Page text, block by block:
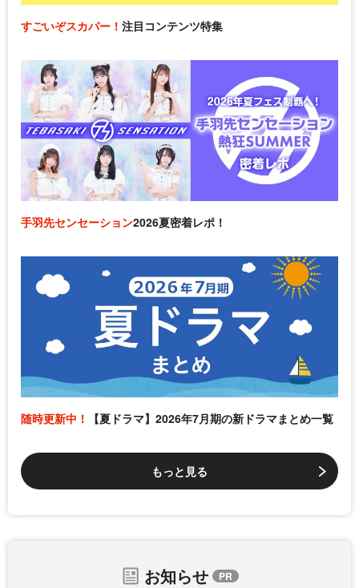
すごいぞスカパー！ 注目コンテンツ特集
手羽先センセーション2026夏密着レポ！
随時更新中！ 【夏ドラマ】2026年7月期の新ドラマまとめ一覧
もっと見る
お知らせ